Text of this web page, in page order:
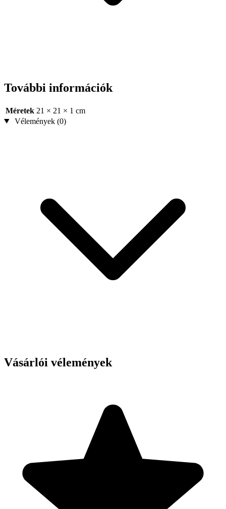
További információk
Méretek 21 × 21 × 1 cm
Vélemények (0)
Vásárlói vélemények